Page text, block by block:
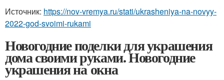
Источник: https://nov-vremya.ru/stati/ukrasheniya-na-novyy-
2022-god-svoimi-rukami
Новогодние поделки для украшения
дома своими руками. Новогодние
украшения на окна